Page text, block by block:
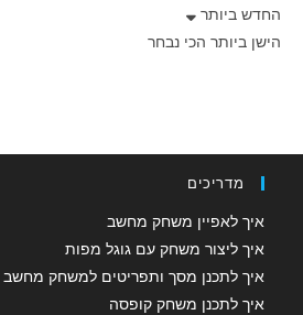
החדש ביותר
הישן ביותר הכי נבחר
מדריכים
איך לאפיין משחק מחשב
איך ליצור משחק עם גוגל מפות
איך לתכנן מסך ותפריטים למשחק מחשב
איך לתכנן משחק קופסה